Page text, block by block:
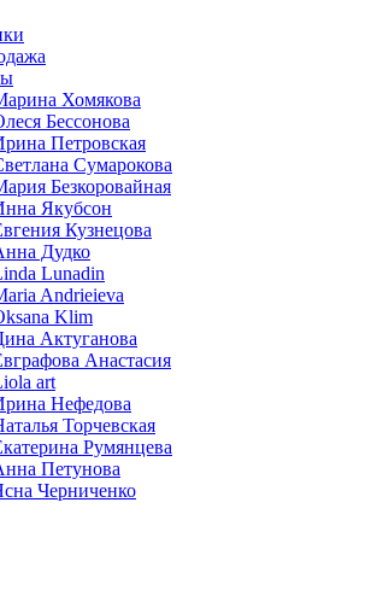
Хомякова
Бессонова
Петровская
Сумарокова
Безкоровайная
Якубсон
Кузнецова
Дудко
Lunadin
Andrieieva
Klim
Актуганова
Анастасия
art
Нефедова
Торчевская
Румянцева
Петунова
Черниченко